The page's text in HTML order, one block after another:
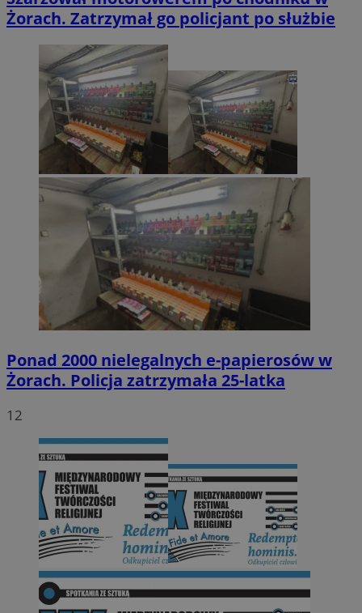
Żorach. Zatrzymał go policjant po służbie
Ponad 2000 nielegalnych e-papierosów w
Żorach. Policja zatrzymała 25-latka
12